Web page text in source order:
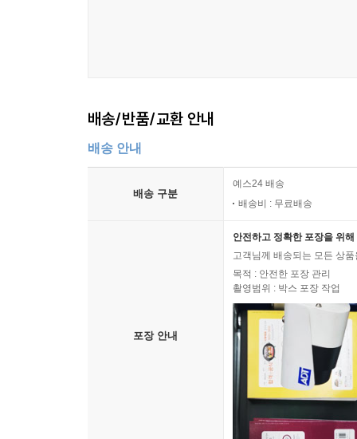
배송/반품/교환 안내
배송 안내
배송 구분
예스24 배송
배송비 : 무료배송
포장 안내
안전하고 정확한 포장을 위
고객님께 배송되는 모든 상
목적 : 안전한 포장 관리
촬영범위 : 박스 포장 작업